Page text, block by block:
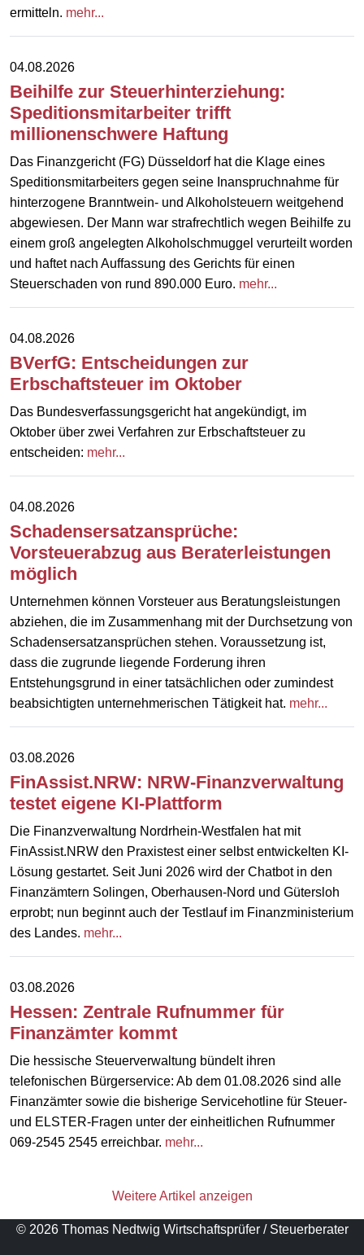
ermitteln. mehr...
04.08.2026
Beihilfe zur Steuerhinterziehung:
Speditionsmitarbeiter trifft
millionenschwere Haftung
Das Finanzgericht (FG) Düsseldorf hat die Klage eines
Speditionsmitarbeiters gegen seine Inanspruchnahme für
hinterzogene Branntwein- und Alkoholsteuern weitgehend
abgewiesen. Der Mann war strafrechtlich wegen Beihilfe zu
einem groß angelegten Alkoholschmuggel verurteilt worden
und haftet nach Auffassung des Gerichts für einen
Steuerschaden von rund 890.000 Euro. mehr...
04.08.2026
BVerfG: Entscheidungen zur
Erbschaftsteuer im Oktober
Das Bundesverfassungsgericht hat angekündigt, im
Oktober über zwei Verfahren zur Erbschaftsteuer zu
entscheiden: mehr...
04.08.2026
Schadensersatzansprüche:
Vorsteuerabzug aus Beraterleistungen
möglich
Unternehmen können Vorsteuer aus Beratungsleistungen
abziehen, die im Zusammenhang mit der Durchsetzung von
Schadensersatzansprüchen stehen. Voraussetzung ist,
dass die zugrunde liegende Forderung ihren
Entstehungsgrund in einer tatsächlichen oder zumindest
beabsichtigten unternehmerischen Tätigkeit hat. mehr...
03.08.2026
FinAssist.NRW: NRW-Finanzverwaltung
testet eigene KI-Plattform
Die Finanzverwaltung Nordrhein-Westfalen hat mit
FinAssist.NRW den Praxistest einer selbst entwickelten KI-
Lösung gestartet. Seit Juni 2026 wird der Chatbot in den
Finanzämtern Solingen, Oberhausen-Nord und Gütersloh
erprobt; nun beginnt auch der Testlauf im Finanzministerium
des Landes. mehr...
03.08.2026
Hessen: Zentrale Rufnummer für
Finanzämter kommt
Die hessische Steuerverwaltung bündelt ihren
telefonischen Bürgerservice: Ab dem 01.08.2026 sind alle
Finanzämter sowie die bisherige Servicehotline für Steuer-
und ELSTER-Fragen unter der einheitlichen Rufnummer
069-2545 2545 erreichbar. mehr...
Weitere Artikel anzeigen
© 2026 Thomas Nedtwig Wirtschaftsprüfer / Steuerberater